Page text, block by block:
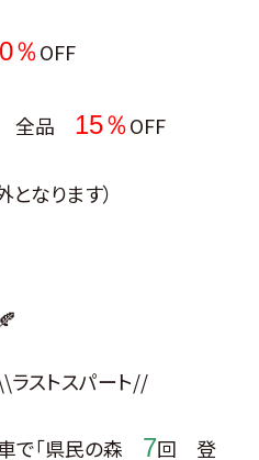
％OFF
全品 15％OFF
なります）
ストスパート//
で「県民の森 7回 登